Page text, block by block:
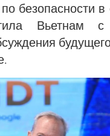
безопасности
Вьетнам